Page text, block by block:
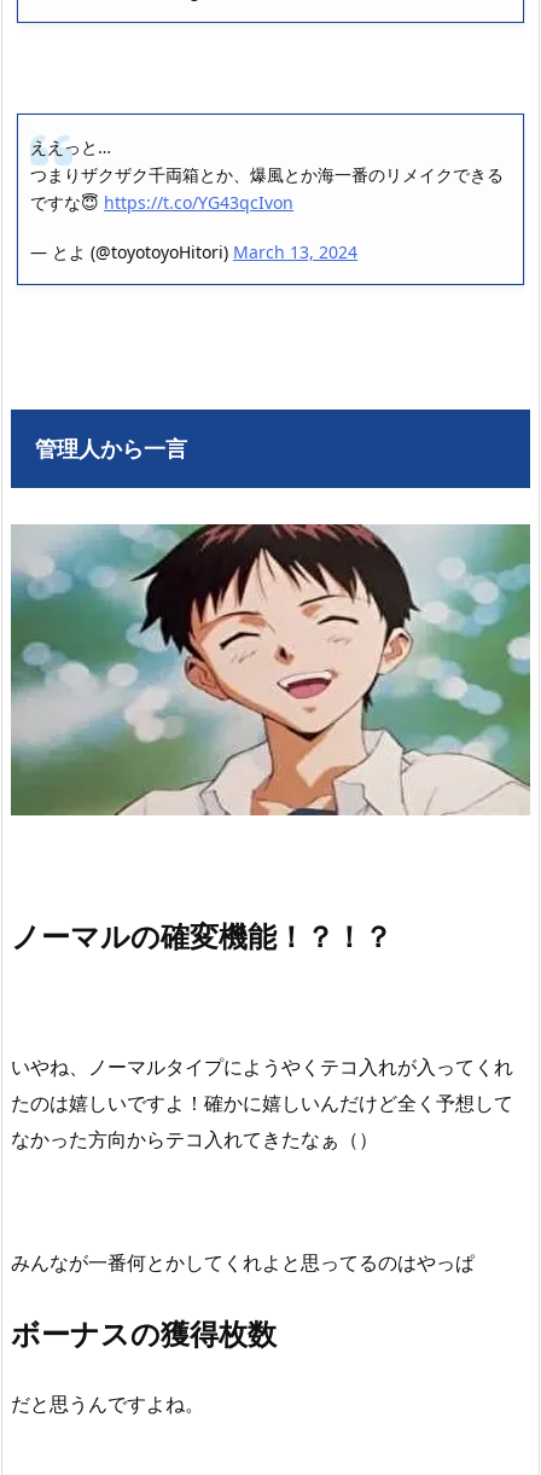
ええっと…
つまりザクザク千両箱とか、爆風とか海一番のリメイクできる
ですな😇 https://t.co/YG43qcIvon
— とよ (@toyotoyoHitori) March 13, 2024
管理人から一言
ノーマルの確変機能！？！？
いやね、ノーマルタイプにようやくテコ入れが入ってくれ
たのは嬉しいですよ！確かに嬉しいんだけど全く予想して
なかった方向からテコ入れてきたなぁ（）
みんなが一番何とかしてくれよと思ってるのはやっぱ
ボーナスの獲得枚数
だと思うんですよね。